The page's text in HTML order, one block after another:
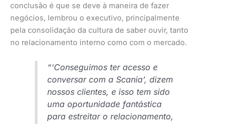
conclusão é que se deve à maneira de fazer
negócios, lembrou o executivo, principalmente
pela consolidação da cultura de saber ouvir, tanto
no relacionamento interno como com o mercado.
“‘Conseguimos ter acesso e
conversar com a Scania’, dizem
nossos clientes, e isso tem sido
uma oportunidade fantástica
para estreitar o relacionamento,